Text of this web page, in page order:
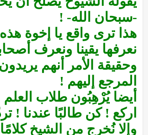
-سبحان الله- !
هذا ترى واقع يا إخوة هذه
نعرفها يقينا ونعرف
وحقيقة الأمر أنهم
المرجع إليهم !
أيضا يُرْهِبُون طلاب
اركع ! كن طالبًا عندنا !
وإلا نُخرج من الشيخ